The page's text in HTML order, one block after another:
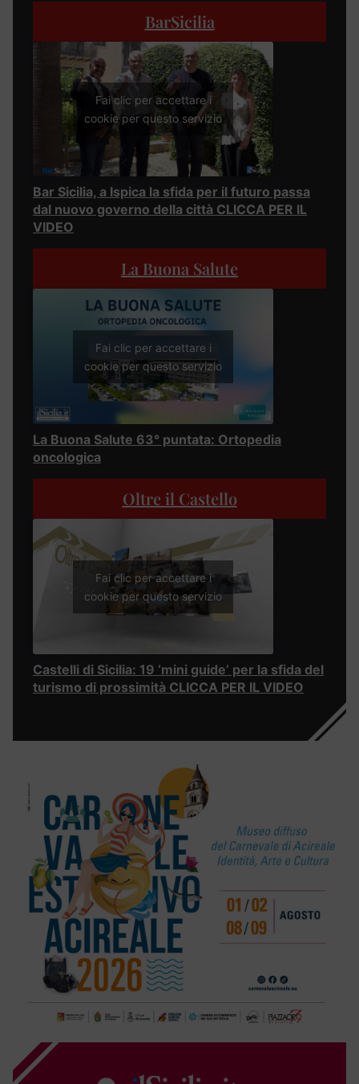
BarSicilia
Fai clic per accettare i
cookie per questo servizio
Bar Sicilia, a Ispica la sfida per il futuro passa
dal nuovo governo della città CLICCA PER IL
VIDEO
La Buona Salute
Fai clic per accettare i
cookie per questo servizio
La Buona Salute 63° puntata: Ortopedia
oncologica
Oltre il Castello
Fai clic per accettare i
cookie per questo servizio
Castelli di Sicilia: 19 ‘mini guide’ per la sfida del
turismo di prossimità CLICCA PER IL VIDEO